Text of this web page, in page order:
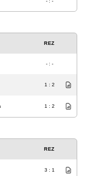
REZ
- : -
1 : 2
1 : 2
REZ
3 : 1